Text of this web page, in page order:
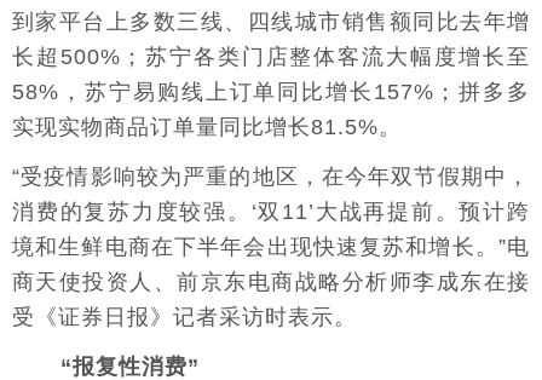
到家平台上多数三线、四线城市销售额同比去年增
长超500%；苏宁各类门店整体客流大幅度增长至
58%，苏宁易购线上订单同比增长157%；拼多多
实现实物商品订单量同比增长81.5%。
“受疫情影响较为严重的地区，在今年双节假期中，
消费的复苏力度较强。‘双11’大战再提前。预计跨
境和生鲜电商在下半年会出现快速复苏和增长。”电
商天使投资人、前京东电商战略分析师李成东在接
受《证券日报》记者采访时表示。
“报复性消费”